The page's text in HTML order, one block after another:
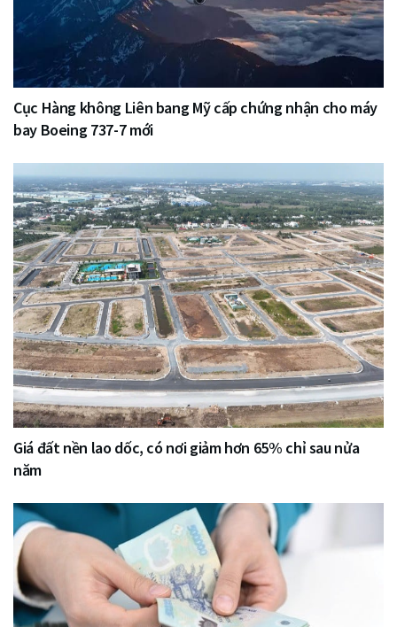
Cục Hàng không Liên bang Mỹ cấp chứng nhận cho máy
bay Boeing 737-7 mới
Giá đất nền lao dốc, có nơi giảm hơn 65% chỉ sau nửa
năm